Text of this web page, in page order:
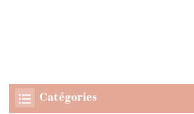
Catégories